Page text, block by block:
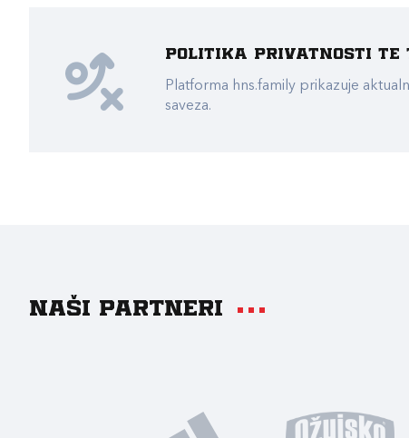
Politika privatnosti te
Platforma hns.family prikazuje
saveza.
Naši partneri